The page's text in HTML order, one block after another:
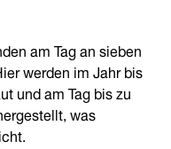
am Tag an sieben
werden im Jahr bis
und am Tag bis zu
was